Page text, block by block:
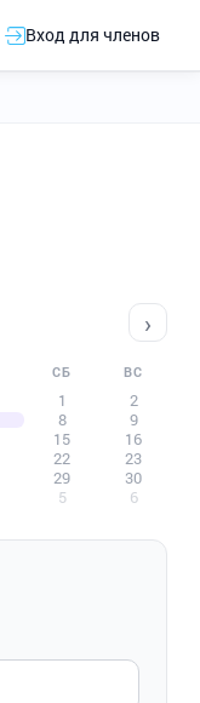
Вход для членов
›
СБ ВС
1
2
8
9
15
16
22
23
29
30
5 6